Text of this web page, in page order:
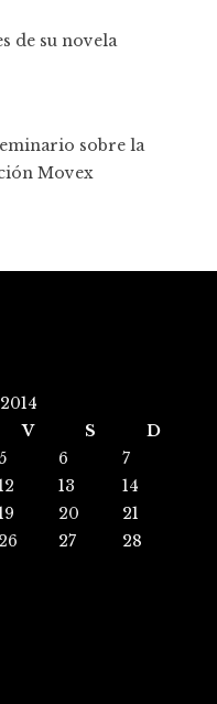
de su novela
sobre la
Movex
V S
D
5 6
7
13
14
20
21
26 27
28